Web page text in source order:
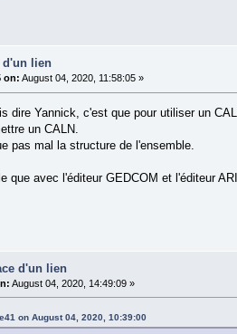
d'un lien
on: August 04, 2020, 11:58:05 »
dire Yannick, c'est que pour utiliser un
un CALN.
pas mal la structure de l'ensemble.
que avec l'éditeur GEDCOM et l'éditeur
d'un lien
August 04, 2020, 14:49:09 »
on August 04, 2020, 10:39:00